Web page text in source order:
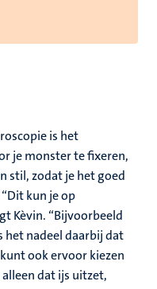
is het
je monster te fixeren,
stil, zodat je het goed
kun je op
Kèvin. “Bijvoorbeeld
het nadeel daarbij dat
ook ervoor kiezen
dat ijs uitzet,